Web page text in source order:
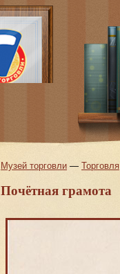
Музей торговли — Торговля
Почётная грамота